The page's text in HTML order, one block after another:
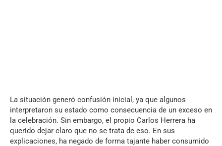
La situación generó confusión inicial, ya que algunos
interpretaron su estado como consecuencia de un exceso en
la celebración. Sin embargo, el propio Carlos Herrera ha
querido dejar claro que no se trata de eso. En sus
explicaciones, ha negado de forma tajante haber consumido